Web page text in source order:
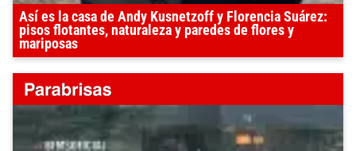
Así es la casa de Andy Kusnetzoff y Florencia Suárez:
pisos flotantes, naturaleza y paredes de flores y
mariposas